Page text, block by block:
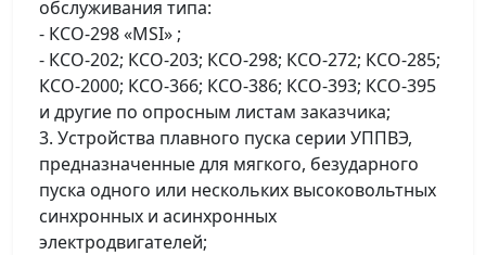
обслуживания типа:
- КСО-298 «MSI» ;
- КСО-202; КСО-203; КСО-298; КСО-272; КСО-285;
КСО-2000; КСО-366; КСО-386; КСО-393; КСО-395
и другие по опросным листам заказчика;
3. Устройства плавного пуска серии УППВЭ,
предназначенные для мягкого, безударного
пуска одного или нескольких высоковольтных
синхронных и асинхронных
электродвигателей;